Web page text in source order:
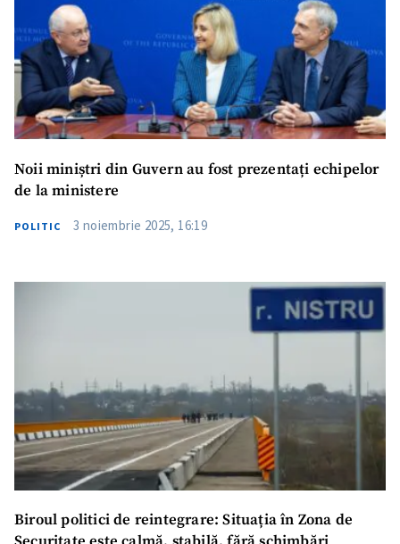
Noii miniștri din Guvern au fost prezentați echipelor
de la ministere
POLITIC 3 noiembrie 2025, 16:19
Biroul politici de reintegrare: Situația în Zona de